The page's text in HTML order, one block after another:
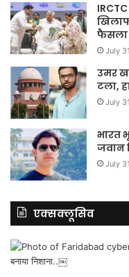
फैसला
July
उमर
टला,
July
भारत
जवान
July
एक्सक्लूसिव